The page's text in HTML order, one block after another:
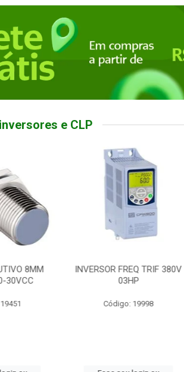
e CLP
8MM
30VCC
INVERSOR FREQ TRIF 380V
03HP
Código: 19998